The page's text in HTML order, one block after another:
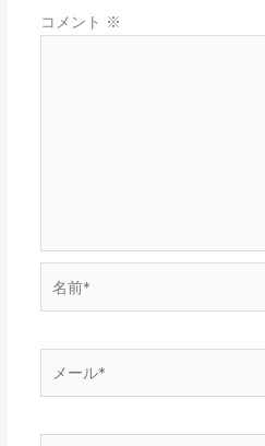
コメント ※
前
ー
*